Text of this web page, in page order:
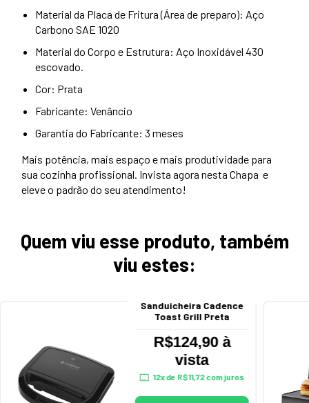
Material da Placa de Fritura (Área de preparo): Aço
Carbono SAE 1020
Material do Corpo e Estrutura: Aço Inoxidável 430
escovado.
Cor: Prata
Fabricante: Venâncio
Garantia do Fabricante: 3 meses
Mais potência, mais espaço e mais produtividade para
sua cozinha profissional. Invista agora nesta Chapa e
eleve o padrão do seu atendimento!
Quem viu esse produto, também
viu estes:
Sanduicheira Cadence
Toast Grill Preta
R$124,90 à
vista
12x de R$11,72com juros